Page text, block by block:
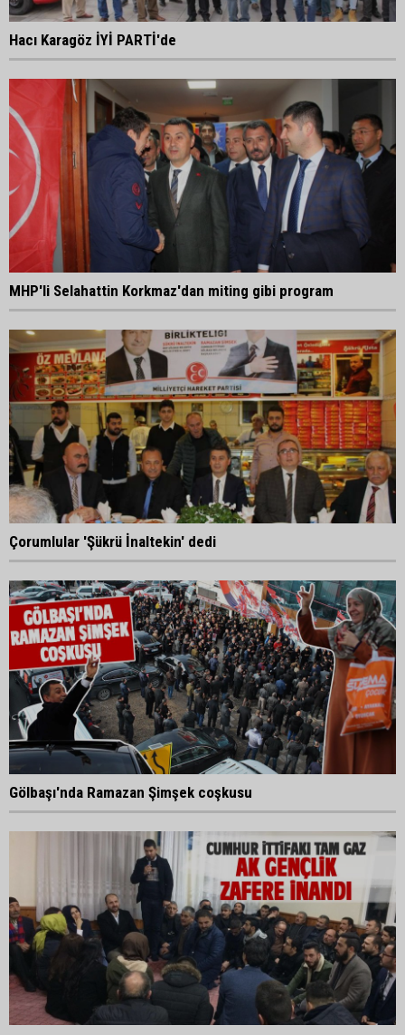
Hacı Karagöz İYİ PARTİ'de
MHP'li Selahattin Korkmaz'dan miting gibi program
Çorumlular 'Şükrü İnaltekin' dedi
Gölbaşı'nda Ramazan Şimşek coşkusu